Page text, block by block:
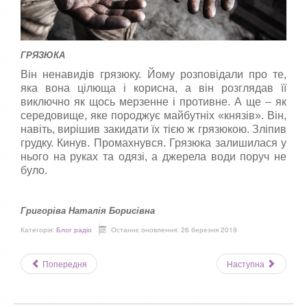
п
о
с
т
а
в
т
е
о
ц
і
н
к
у
ГРЯЗЮКА
Він ненавидів грязюку. Йому розповідали про те,
яка вона цілюща і корисна, а він розглядав її
виключно як щось мерзенне і противне. А ще – як
середовище, яке породжує майбутніх «князів». Він,
навіть, вирішив закидати їх тією ж грязюкою. Зліпив
грудку. Кинув. Промахнувся. Грязюка залишилася у
нього на руках та одязі, а джерела води поруч не
було.
Григоріва Наталія Борисівна
Категорія: Блог радіо Останнє оновлення: 26 березня 2019
Попередня Наступна